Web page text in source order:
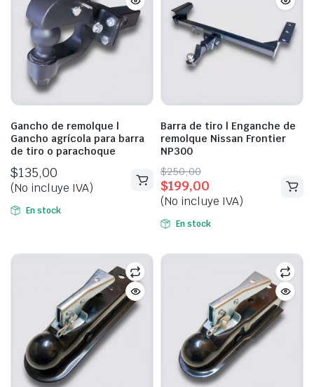
Gancho de remolque |
Gancho agrícola para barra
de tiro o parachoque
$135,00
(No incluye IVA)
En stock
Barra de tiro | Enganche de
remolque Nissan Frontier
NP300
$250,00
Original
price
was:
$250,00.
$199,00
Current
price
is:
$199,00.
(No incluye IVA)
En stock